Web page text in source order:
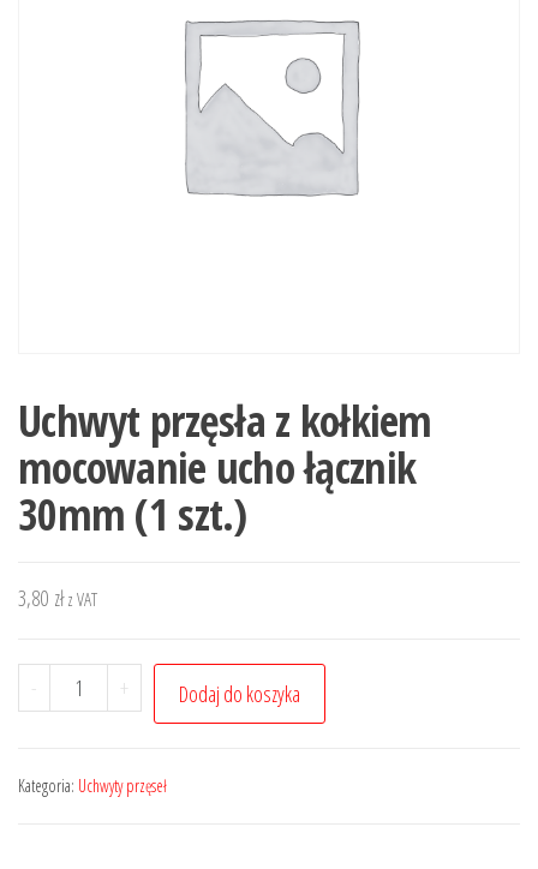
Uchwyt przęsła z kołkiem
mocowanie ucho łącznik
30mm (1 szt.)
3,80 zł z VAT
-
ilość
Uchwyt
z
+ Dodaj do koszyka
Kategoria: Uchwyty przęseł